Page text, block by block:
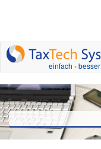
einfach •besser